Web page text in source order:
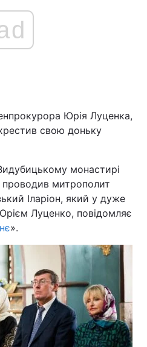
Юрія Луценка,
свою доньку
монастирі
митрополит
Іларіон, який у дуже
Луценко, повідомляє
».